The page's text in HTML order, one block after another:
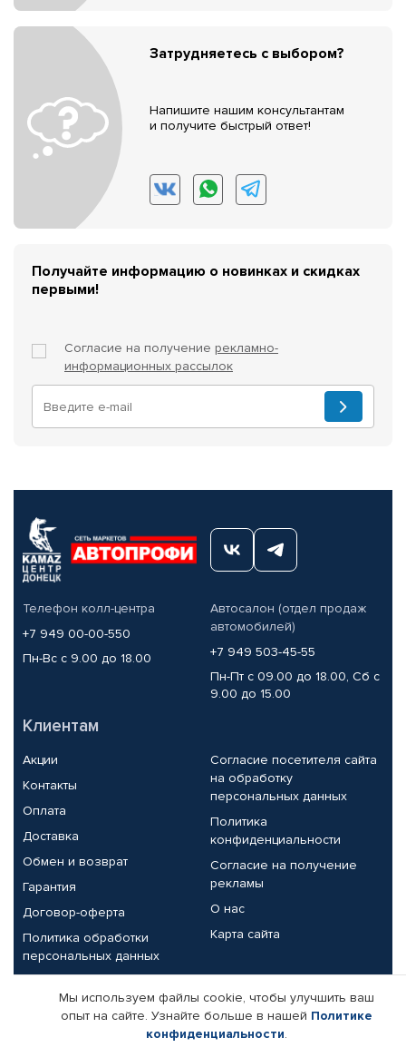
Затрудняетесь с выбором?
Напишите нашим консультантам
и получите быстрый ответ!
Получайте информацию о новинках и скидках
первыми!
Согласие на получение рекламно-
информационных рассылок
Телефон колл-центра
+7 949 00-00-550
Пн-Вс с 9.00 до 18.00
Автосалон (отдел продаж
автомобилей)
+7 949 503-45-55
Пн-Пт с 09.00 до 18.00, Сб с
9.00 до 15.00
Клиентам
Акции
Контакты
Оплата
Доставка
Обмен и возврат
Гарантия
Договор-оферта
Политика обработки
персональных данных
Согласие посетителя сайта
на обработку
персональных данных
Политика
конфиденциальности
Согласие на получение
рекламы
О нас
Карта сайта
Партнерам
Корпоративным клиентам
Реквизиты компании
Мы используем файлы cookie, чтобы улучшить ваш
опыт на сайте. Узнайте больше в нашей Политике
конфиденциальности.